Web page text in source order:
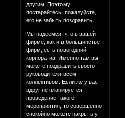
другим. Поэтому
постарайтесь, пожалуйста,
его не забыть поздравить.
Мы надеемся, что в вашей
фирме, как и в большинстве
фирм, есть новогодний
корпоратив. Именно там вы
можете поздравить своего
руководителя всем
коллективом. Если же у вас
вдруг не планируется
проведение такого
мероприятия, то совершенно
спокойно можете накрыть у